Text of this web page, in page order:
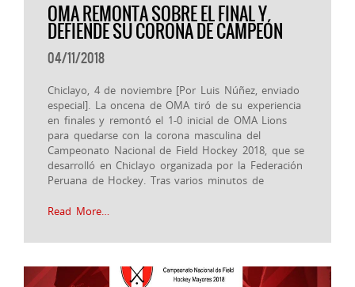
OMA REMONTA SOBRE EL FINAL Y
DEFIENDE SU CORONA DE CAMPEÓN
04/11/2018
Chiclayo, 4 de noviembre [Por Luis Núñez, enviado
especial]. La oncena de OMA tiró de su experiencia
en finales y remontó el 1-0 inicial de OMA Lions
para quedarse con la corona masculina del
Campeonato Nacional de Field Hockey 2018, que se
desarrolló en Chiclayo organizada por la Federación
Peruana de Hockey. Tras varios minutos de
Read More…